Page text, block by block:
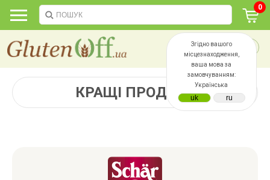
Згідно вашого
місцезнаходження,
ваша мова за
замовчуванням:
Українська
0
КРАЩІ ПРОДАЖІ